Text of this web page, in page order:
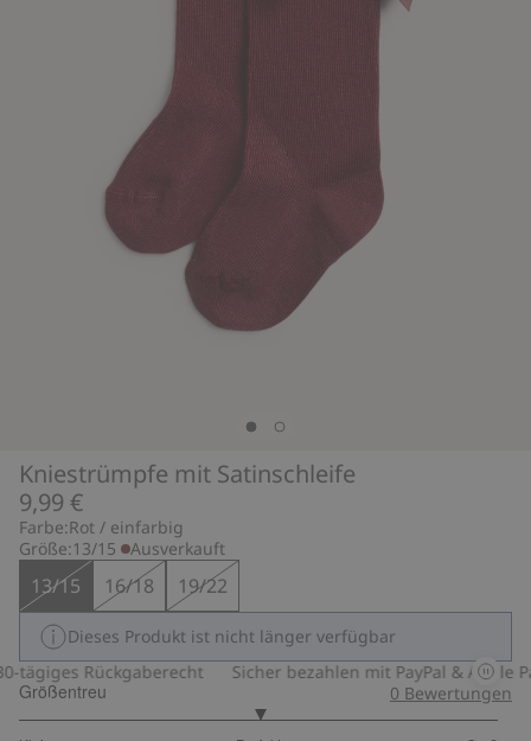
Kniestrümpfe mit Satinschleife
9,99 €
Farbe:Rot / einfarbig
Größe:13/15 Ausverkauft
13/15 16/18 19/22
Dieses Produkt ist nicht länger verfügbar
tägiges Rückgaberecht
Sicher bezahlen mit PayPal & Apple
Größentreu 0 Bewertungen